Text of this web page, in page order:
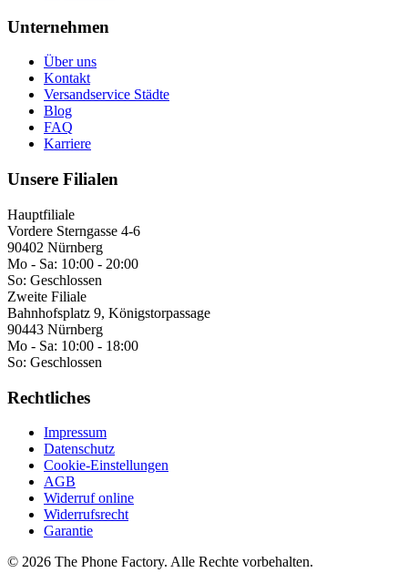
Unternehmen
Über uns
Kontakt
Versandservice Städte
Blog
FAQ
Karriere
Unsere Filialen
Hauptfiliale
Vordere Sterngasse 4-6
90402 Nürnberg
Mo - Sa: 10:00 - 20:00
So: Geschlossen
Zweite Filiale
Bahnhofsplatz 9, Königstorpassage
90443 Nürnberg
Mo - Sa: 10:00 - 18:00
So: Geschlossen
Rechtliches
Impressum
Datenschutz
Cookie-Einstellungen
AGB
Widerruf online
Widerrufsrecht
Garantie
© 2026 The Phone Factory. Alle Rechte vorbehalten.